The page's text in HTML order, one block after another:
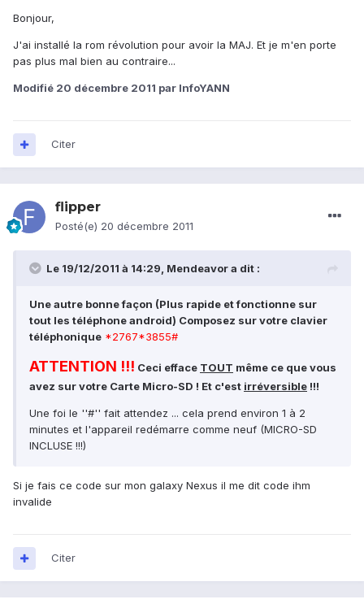
Bonjour,
J'ai installé la rom révolution pour avoir la MAJ. Et je m'en porte
pas plus mal bien au contraire...
Modifié 20 décembre 2011 par InfoYANN
Citer
flipper
Posté(e) 20 décembre 2011
Le 19/12/2011 à 14:29, Mendeavor a dit :
Une autre bonne façon (Plus rapide et fonctionne sur
tout les téléphone android) Composez sur votre clavier
téléphonique *2767*3855#
ATTENTION !!! Ceci efface TOUT même ce que vous
avez sur votre Carte Micro-SD ! Et c'est irréversible !!!
Une foi le ''#'' fait attendez ... cela prend environ 1 à 2
minutes et l'appareil redémarre comme neuf (MICRO-SD
INCLUSE !!!)
Si je fais ce code sur mon galaxy Nexus il me dit code ihm
invalide
Citer